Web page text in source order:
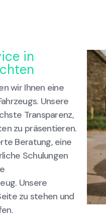
in
wir Ihnen eine
Unsere
Transparenz,
zu präsentieren.
Beratung, eine
Schulungen
Unsere
zu stehen und